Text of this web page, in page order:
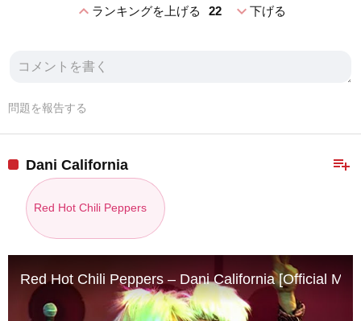
expand_lessランキングを上げる 22 expand_more下げる
問題を報告する
playlist_add
Dani California
Red Hot Chili Peppers
Red Hot Chili Peppers – Dani California [Official